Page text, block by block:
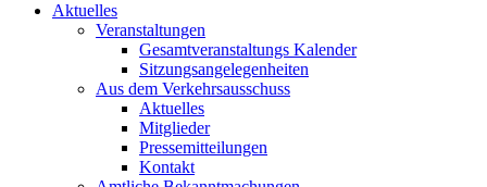
Aktuelles
Veranstaltungen
Gesamtveranstaltungs Kalender
Sitzungsangelegenheiten
Aus dem Verkehrsausschuss
Aktuelles
Mitglieder
Pressemitteilungen
Kontakt